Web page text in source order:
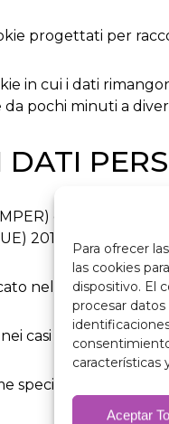
Para ofrecer
las cookies
dispositivo. El
procesar
características
Aceptar
progettati per
in cui i dati
pochi minuti a
è il Titolare
2016/679 del 27
nella sezione
casi in cui sia
specificato nella